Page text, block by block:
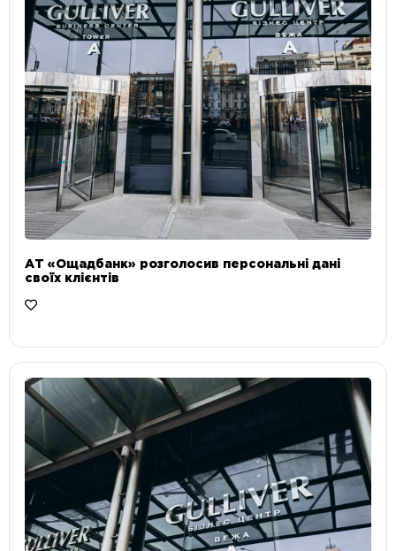
АТ «Ощадбанк» розголосив персональні дані
своїх клієнтів